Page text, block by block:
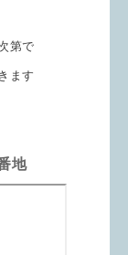
第で
ます
地